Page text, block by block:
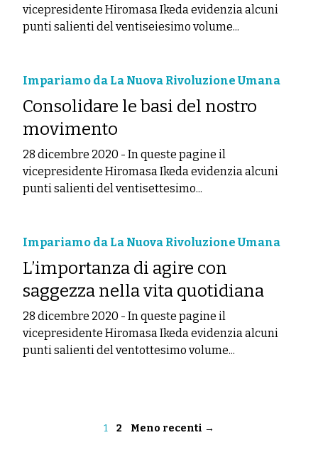
vicepresidente Hiromasa Ikeda evidenzia alcuni
punti salienti del ventiseiesimo volume...
Impariamo da La Nuova Rivoluzione Umana
Consolidare le basi del nostro
movimento
28 dicembre 2020 - In queste pagine il
vicepresidente Hiromasa Ikeda evidenzia alcuni
punti salienti del ventisettesimo...
Impariamo da La Nuova Rivoluzione Umana
L’importanza di agire con
saggezza nella vita quotidiana
28 dicembre 2020 - In queste pagine il
vicepresidente Hiromasa Ikeda evidenzia alcuni
punti salienti del ventottesimo volume...
1 2 Meno recenti →